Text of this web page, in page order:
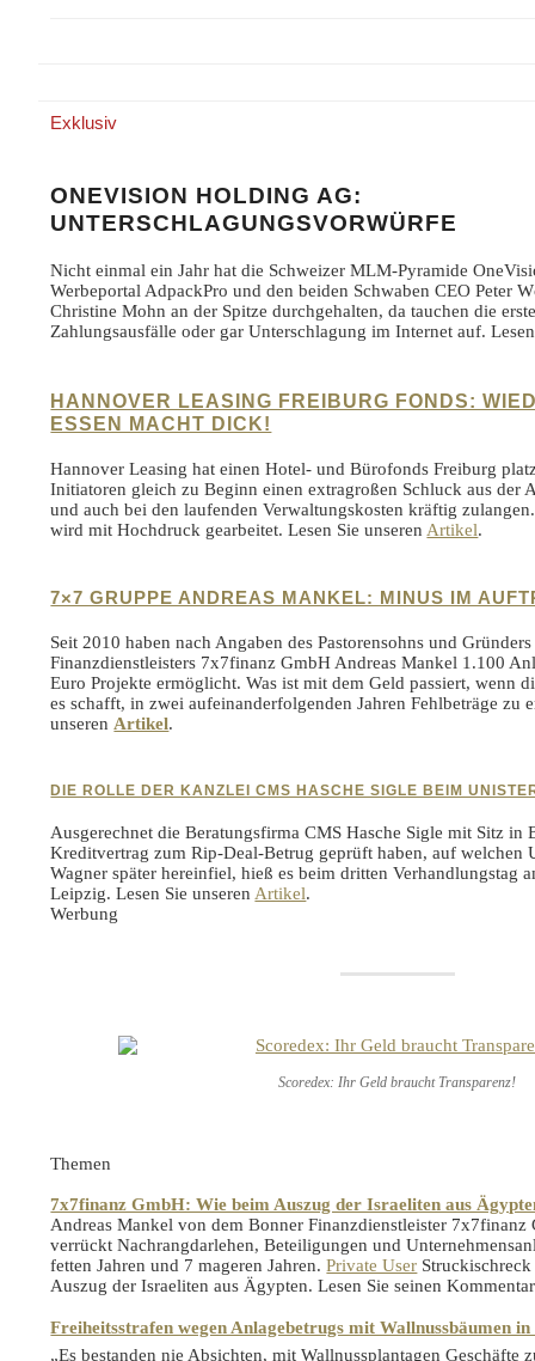
Exklusiv
ONEVISION HOLDING AG:
UNTERSCHLAGUNGSVORWÜRFE
Nicht einmal ein Jahr hat die Schweizer MLM-Pyramide
Werbeportal AdpackPro und den beiden Schwaben CEO Peter
Christine Mohn an der Spitze durchgehalten, da tauchen die
Zahlungsausfälle oder gar Unterschlagung im Internet auf.
HANNOVER LEASING FREIBURG FONDS:
ESSEN MACHT DICK!
Hannover Leasing hat einen Hotel- und Bürofonds Freiburg
Initiatoren gleich zu Beginn einen extragroßen Schluck aus der
und auch bei den laufenden Verwaltungskosten kräftig
wird mit Hochdruck gearbeitet. Lesen Sie unseren Artikel.
7×7 GRUPPE ANDREAS MANKEL: MINUS IM
Seit 2010 haben nach Angaben des Pastorensohns und
Finanzdienstleisters 7x7finanz GmbH Andreas Mankel 1.100
Euro Projekte ermöglicht. Was ist mit dem Geld passiert, wenn
es schafft, in zwei aufeinanderfolgenden Jahren Fehlbeträge zu
unseren Artikel.
DIE ROLLE DER KANZLEI CMS HASCHE SIGLE BEIM
Ausgerechnet die Beratungsfirma CMS Hasche Sigle mit Sitz in
Kreditvertrag zum Rip-Deal-Betrug geprüft haben, auf welchen
Wagner später hereinfiel, hieß es beim dritten Verhandlungstag
Leipzig. Lesen Sie unseren Artikel.
Werbung
Scoredex: Ihr Geld braucht Transparenz!
Themen
7x7finanz GmbH: Wie beim Auszug der Israeliten aus
Andreas Mankel von dem Bonner Finanzdienstleister 7x7finanz
verrückt Nachrangdarlehen, Beteiligungen und
fetten Jahren und 7 mageren Jahren.Private User
Auszug der Israeliten aus Ägypten. Lesen Sie seinen
Freiheitsstrafen wegen Anlagebetrugs mit Wallnussbäumen
„Es bestanden nie Absichten, mit Wallnussplantagen Geschäfte